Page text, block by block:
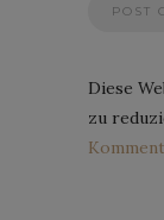
Diese
zu